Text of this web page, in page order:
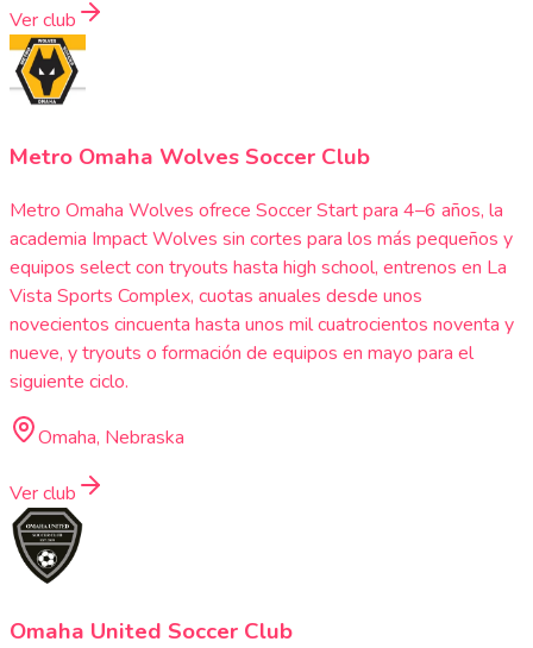
Ver club
Metro Omaha Wolves Soccer Club
Metro Omaha Wolves ofrece Soccer Start para 4–6 años, la
academia Impact Wolves sin cortes para los más pequeños y
equipos select con tryouts hasta high school, entrenos en La
Vista Sports Complex, cuotas anuales desde unos
novecientos cincuenta hasta unos mil cuatrocientos noventa y
nueve, y tryouts o formación de equipos en mayo para el
siguiente ciclo.
Omaha, Nebraska
Ver club
Omaha United Soccer Club